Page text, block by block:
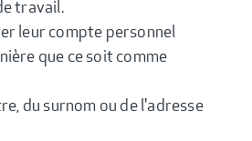
travail.
leur compte personnel
que ce soit comme
du surnom ou de l'adresse